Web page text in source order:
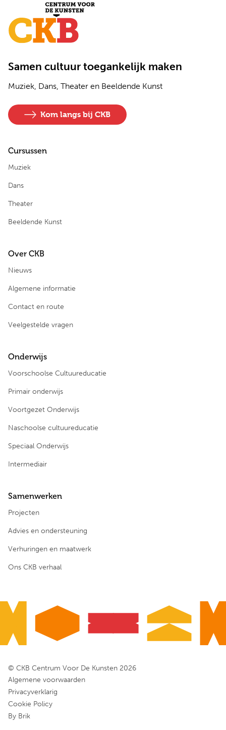
Samen cultuur toegankelijk maken
Muziek, Dans, Theater en Beeldende Kunst
Kom langs bij CKB
Cursussen
Muziek
Dans
Theater
Beeldende Kunst
Over CKB
Nieuws
Algemene informatie
Contact en route
Veelgestelde vragen
Onderwijs
Voorschoolse Cultuureducatie
Primair onderwijs
Voortgezet Onderwijs
Naschoolse cultuureducatie
Speciaal Onderwijs
Intermediair
Samenwerken
Projecten
Advies en ondersteuning
Verhuringen en maatwerk
Ons CKB verhaal
© CKB Centrum Voor De Kunsten 2026
Algemene voorwaarden
Privacyverklarig
Cookie Policy
By Brik